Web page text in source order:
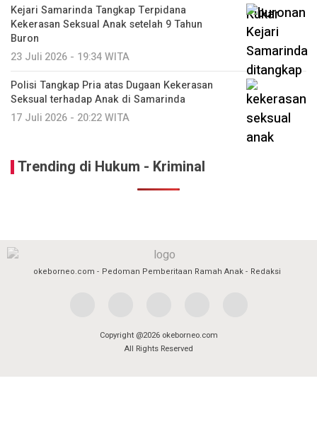
Kejari Samarinda Tangkap Terpidana
Kekerasan Seksual Anak setelah 9 Tahun
Buron
23 Juli 2026 - 19:34 WITA
Polisi Tangkap Pria atas Dugaan Kekerasan
Seksual terhadap Anak di Samarinda
17 Juli 2026 - 20:22 WITA
Trending di Hukum - Kriminal
okeborneo.com Pedoman Pemberitaan Ramah Anak Redaksi
Copyright @2026 okeborneo.com
All Rights Reserved